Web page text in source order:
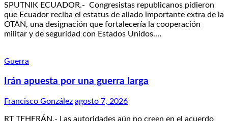
SPUTNIK ECUADOR.- Congresistas republicanos pidieron
que Ecuador reciba el estatus de aliado importante extra de la
OTAN, una designación que fortalecería la cooperación
militar y de seguridad con Estados Unidos.…
Guerra
Irán apuesta por una guerra larga
Francisco González agosto 7, 2026
RT TEHERÁN.- Las autoridades aún no creen en el acuerdo